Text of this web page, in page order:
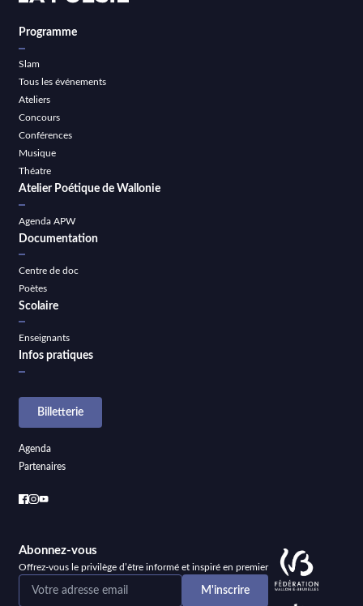
Programme
Slam
Tous les événements
Ateliers
Concours
Conférences
Musique
Théatre
Atelier Poétique de Wallonie
Agenda APW
Documentation
Centre de doc
Poètes
Scolaire
Enseignants
Infos pratiques
Billetterie
Agenda
Partenaires
Abonnez-vous
Offrez-vous le privilège d’être informé et inspiré en premier